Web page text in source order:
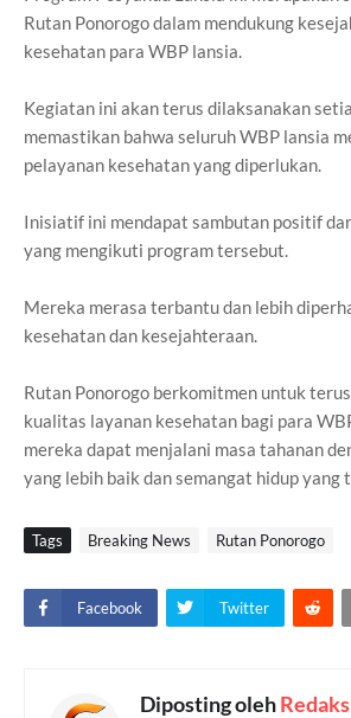
Rutan Ponorogo dalam mendukung
kesehatan para WBP lansia.
Kegiatan ini akan terus dilaksanakan
memastikan bahwa seluruh WBP lansia
pelayanan kesehatan yang diperlukan.
Inisiatif ini mendapat sambutan positif
yang mengikuti program tersebut.
Mereka merasa terbantu dan lebih
kesehatan dan kesejahteraan.
Rutan Ponorogo berkomitmen untuk
kualitas layanan kesehatan bagi para
mereka dapat menjalani masa tahanan
yang lebih baik dan semangat hidup yang
Tags Breaking News Rutan Ponorogo
Facebook Twitter
Diposting oleh